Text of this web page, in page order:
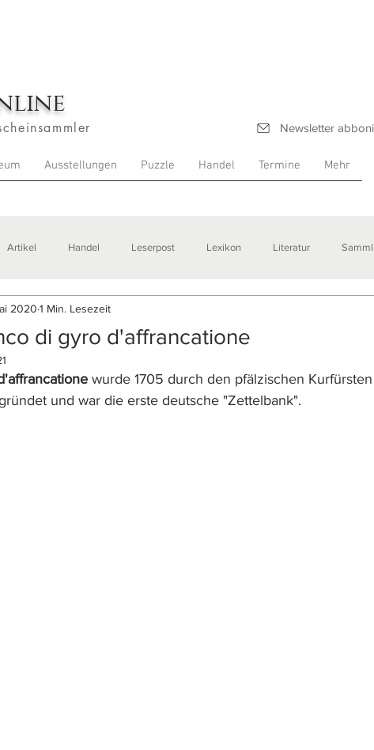
Newsletter
Ausstellungen Puzzle Handel Termine Mehr
Artikel Handel Leserpost Lexikon Literatur
di gyro d'affrancatione
2020 1 Min. Lesezeit
wurde 1705 durch den pfälzischen
und war die erste deutsche "Zettelbank".